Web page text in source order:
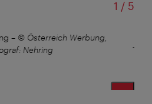
1 /von
5
– © Österreich Werbung,
Nehring